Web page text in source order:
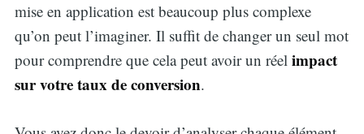
mise en application est beaucoup plus complexe
qu’on peut l’imaginer. Il suffit de changer un seul mot
pour comprendre que cela peut avoir un réel impact
sur votre taux de conversion.